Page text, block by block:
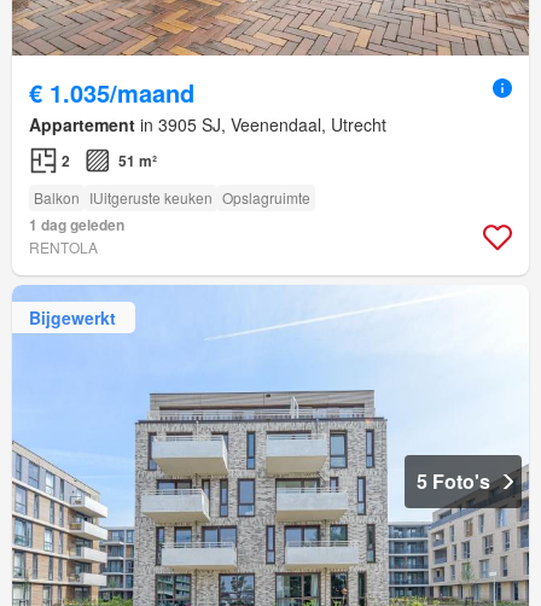
€ 1.035/maand
Appartement in 3905 SJ, Veenendaal, Utrecht
2 51 m²
Balkon IUitgeruste keuken Opslagruimte
1 dag geleden
RENTOLA
Bijgewerkt
5 Foto's